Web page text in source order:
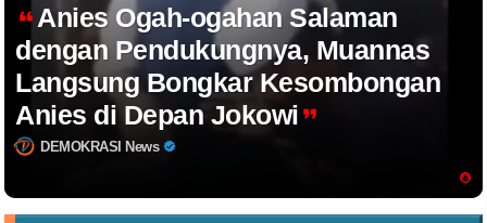
Anies Ogah-ogahan Salaman
dengan Pendukungnya, Muannas
Langsung Bongkar Kesombongan
Anies di Depan Jokowi
DEMOKRASI News